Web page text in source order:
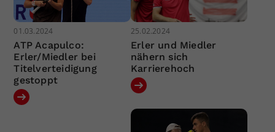
01.03.2024
ATP Acapulco:
Erler/Miedler bei
Titelverteidigung
gestoppt
25.02.2024
Erler und Miedler
nähern sich
Karrierehoch